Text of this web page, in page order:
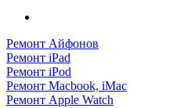
Ремонт Айфонов
Ремонт iPad
Ремонт iPod
Ремонт Macbook, iMac
Ремонт Apple Watch